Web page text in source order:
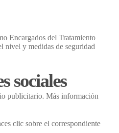
Encargados del Tratamiento
nivel y medidas de seguridad
sociales
publicitario. Más información
clic sobre el correspondiente